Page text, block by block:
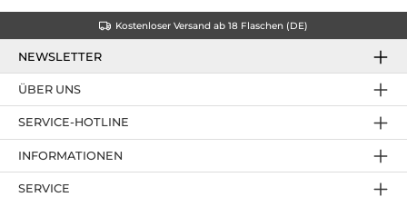
Kostenloser Versand ab 18 Flaschen (DE)
NEWSLETTER
SERVICE-HOTLINE
ÜBER UNS
INFORMATIONEN
SERVICE